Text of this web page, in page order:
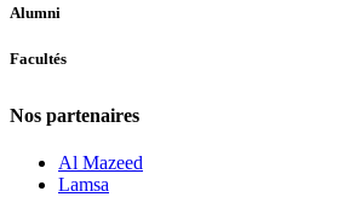
Alumni
Facultés
Nos partenaires
Al Mazeed
Lamsa